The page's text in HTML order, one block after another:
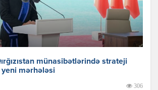
münasibətlərində strateji
yeni mərhələsi
306